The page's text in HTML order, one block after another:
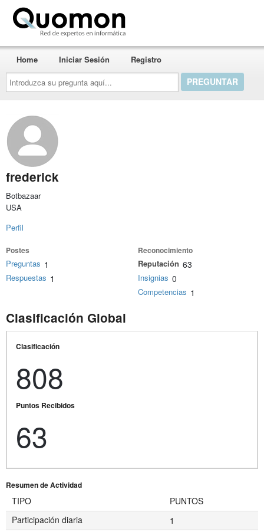
Introduzca
su
pregunta
aquí...
Home Iniciar Sesión Registro
frederick
Botbazaar
USA
Perfil
Postes
Preguntas 1
Respuestas 1
Reconocimiento
Reputación 63
Insignias 0
Competencias 1
Clasificación Global
Clasificación
808
Puntos Recibidos
63
Resumen de Actividad
TIPO
PUNTOS
Participación diaria
1